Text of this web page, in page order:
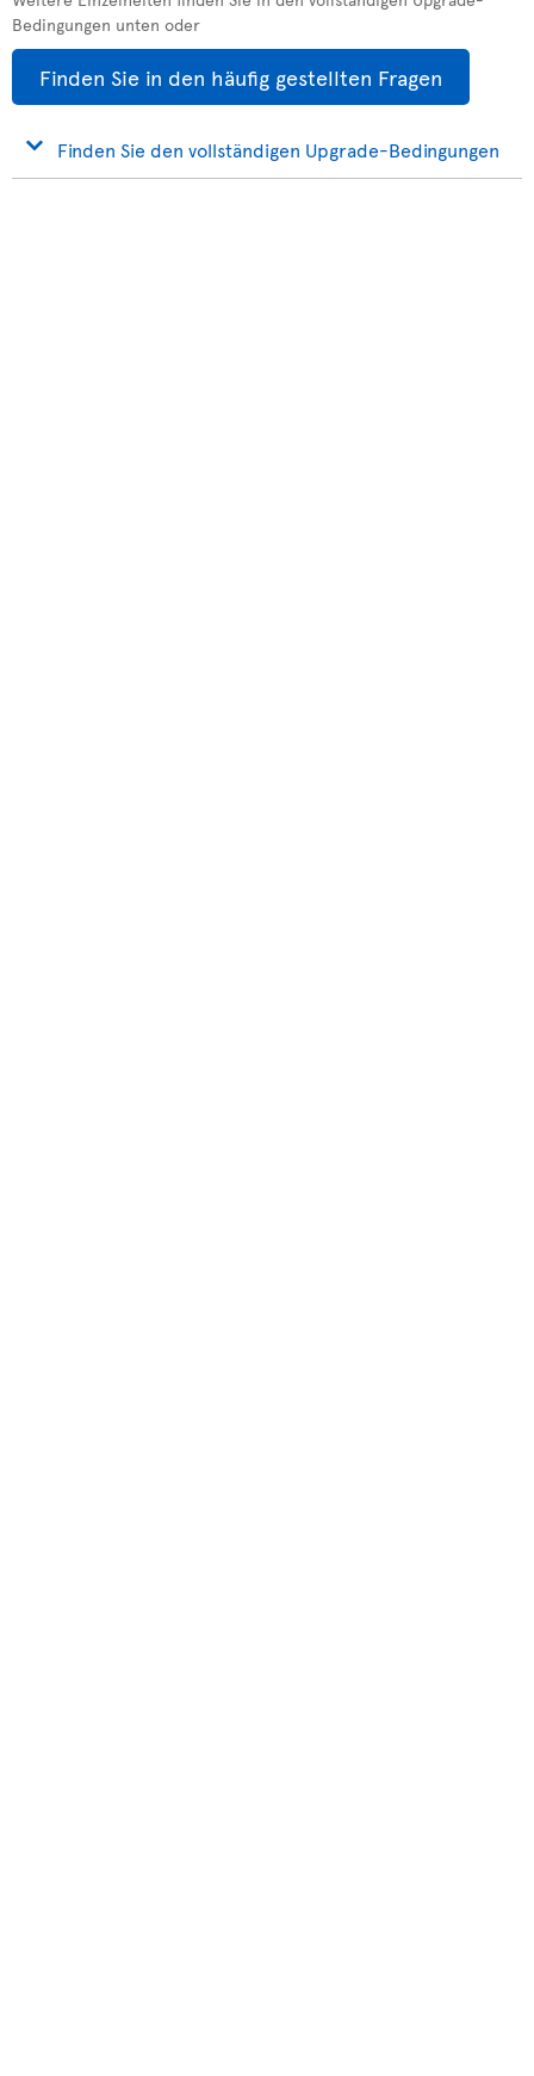
Bedingungen unten oder
Finden Sie in den häufig gestellten Fragen
Finden Sie den vollständigen Upgrade-Bedingungen